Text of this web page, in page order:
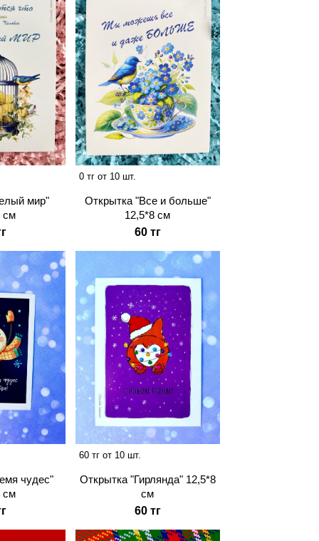
мир"
см
0 тг от 10 шт.
Открытка "Все и больше"
12,5*8 см
60 тг
чудес"
см
60 тг от 10 шт.
Открытка "Гирлянда" 12,5*8
см
60 тг